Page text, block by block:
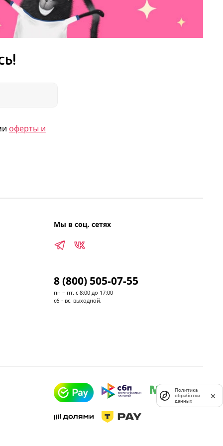
Помните, что для ребенка это очень
с удовольствием!» Е. Ульева
оферты и
Мы в соц. сетях
8 (800) 505-07-55
пн – пт. с 8:00 до 17:00
сб - вс. выходной.
Политика
обработки
данных